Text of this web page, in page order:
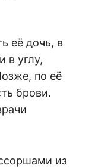
её дочь, в
в углу,
по её
брови.
из